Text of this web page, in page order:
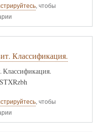
, чтобы
Классификация.
Классификация.
, чтобы